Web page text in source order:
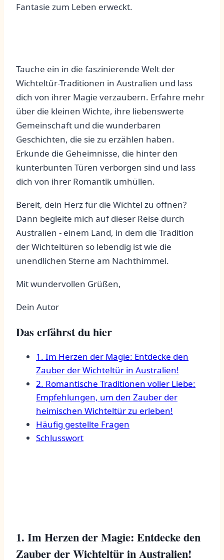
Fantasie ‌zum⁣ Leben erweckt.
Tauche ein in⁣ die⁢ faszinierende Welt der​
Wichteltür-Traditionen in Australien und ‌lass⁣
dich von ihrer Magie verzaubern. ⁢Erfahre mehr
über die kleinen Wichte, ihre ​liebenswerte
Gemeinschaft ⁤und die wunderbaren ​
Geschichten, die ​sie zu erzählen haben.
Erkunde die Geheimnisse, die hinter den
kunterbunten Türen verborgen ⁤sind und lass‌
dich ⁢von ihrer ‍Romantik umhüllen.
Bereit, dein Herz für⁤ die ⁢Wichtel zu ‍öffnen?‌
Dann begleite mich⁤ auf dieser Reise durch
Australien -‌ einem Land, in dem​ die Tradition
der‌ Wichteltüren so lebendig ist​ wie die
unendlichen Sterne am Nachthimmel.
Mit wundervollen⁢ Grüßen,
Dein Autor
Das erfährst du hier
1. Im Herzen⁣ der Magie: Entdecke‍ den
Zauber der Wichteltür in Australien!
2. Romantische Traditionen‌ voller Liebe:
Empfehlungen, um den Zauber ‍der
heimischen Wichteltür zu erleben!
Häufig gestellte Fragen
Schlusswort
1. Im ‌Herzen der Magie: Entdecke den
Zauber der Wichteltür in Australien!